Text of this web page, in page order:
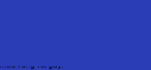
gây đau, kèm theo các hạn chế vận
vùng vai gáy.